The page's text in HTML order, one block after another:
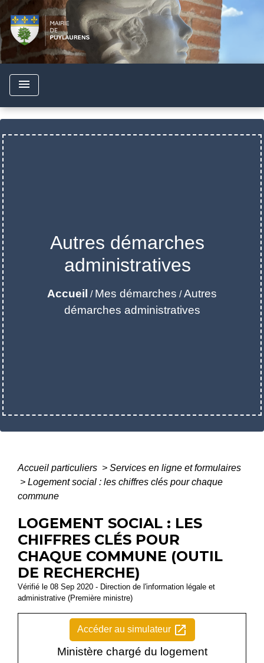
menu
Autres démarches
administratives
Accueil / Mes démarches / Autres
démarches administratives
Accueil particuliers > Services en ligne et formulaires
> Logement social : les chiffres clés pour chaque
commune
LOGEMENT SOCIAL : LES
CHIFFRES CLÉS POUR
CHAQUE COMMUNE (OUTIL
DE RECHERCHE)
Vérifié le 08 Sep 2020 - Direction de l'information légale et
administrative (Première ministre)
Accéder au simulateur open_in_new
Ministère chargé du logement